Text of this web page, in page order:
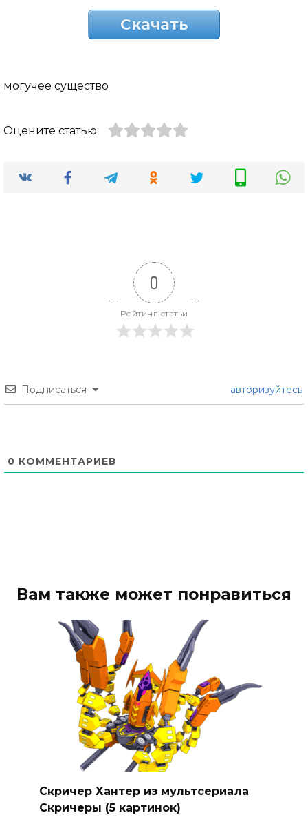
Скачать
могучее существо
Оцените статью
0
Рейтинг статьи
Подписаться авторизуйтесь
0 КОММЕНТАРИЕВ
Вам также может понравиться
Скричер Хантер из мультсериала
Скричеры (5 картинок)